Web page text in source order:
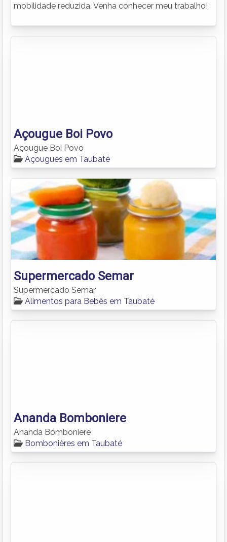
mobilidade reduzida. Venha conhecer meu trabalho!
Açougue Boi Povo
Açougue Boi Povo
Açougues em Taubaté
Supermercado Semar
Supermercado Semar
Alimentos para Bebês em Taubaté
Ananda Bomboniere
Ananda Bomboniere
Bombonières em Taubaté